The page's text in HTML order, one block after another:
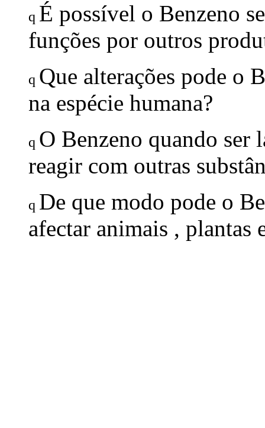
q É possível o Benzeno
funções por outros
q Que alterações pode o
na espécie humana?
q O Benzeno quando ser
reagir com outras
q De que modo pode o
afectar animais , plantas